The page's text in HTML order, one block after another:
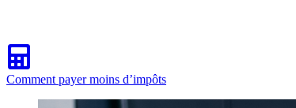
Comment payer moins d’impôts